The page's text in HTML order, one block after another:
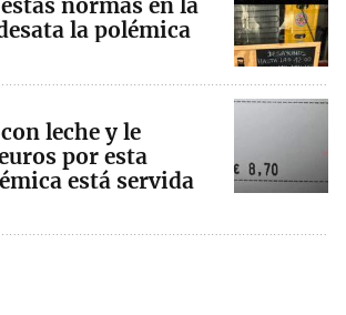
normas en la
la polémica
leche y le
por esta
está servida